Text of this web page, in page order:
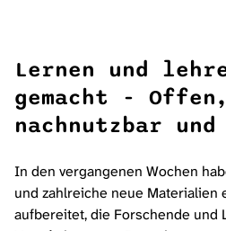
Lernen und
gemacht - Offen,
nachnutzbar
In den vergangenen Wochen
und zahlreiche neue
aufbereitet, die Forschende und